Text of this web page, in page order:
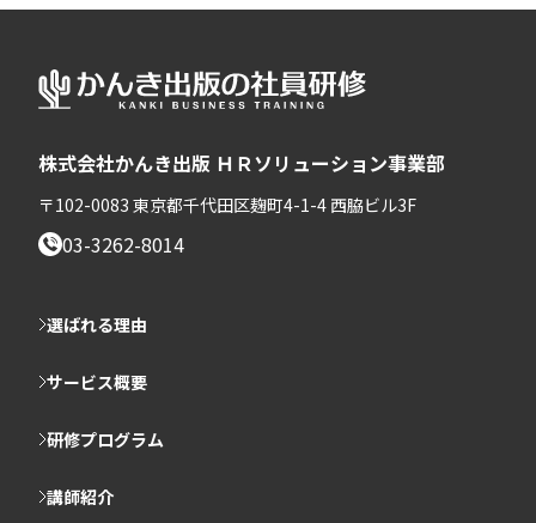
株式会社かんき出版 ＨＲソリューション事業部
〒102-0083 東京都千代田区麹町4-1-4 西脇ビル3F
03-3262-8014
選ばれる理由
サービス概要
研修プログラム
講師紹介